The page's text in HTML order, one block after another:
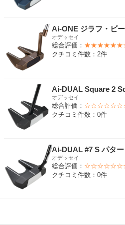
Ai-ONE ジラフ・ビ
オデッセイ
総合評価：
クチコミ件数：2件
Ai-DUAL Square 2
オデッセイ
総合評価：
クチコミ件数：0件
Ai-DUAL #7 S パター
オデッセイ
総合評価：
クチコミ件数：0件